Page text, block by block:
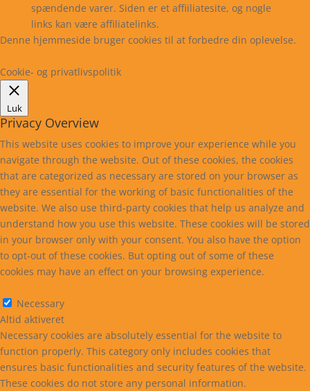
spændende varer. Siden er et affiiliatesite, og nogle
links kan være affiliatelinks.
Denne hjemmeside bruger cookies til at forbedre din oplevelse.
Cookie- og privatlivspolitik
Luk
Privacy Overview
This website uses cookies to improve your experience while you
navigate through the website. Out of these cookies, the cookies
that are categorized as necessary are stored on your browser as
they are essential for the working of basic functionalities of the
website. We also use third-party cookies that help us analyze and
understand how you use this website. These cookies will be stored
in your browser only with your consent. You also have the option
to opt-out of these cookies. But opting out of some of these
cookies may have an effect on your browsing experience.
Necessary
Altid aktiveret
Necessary cookies are absolutely essential for the website to
function properly. This category only includes cookies that
ensures basic functionalities and security features of the website.
These cookies do not store any personal information.